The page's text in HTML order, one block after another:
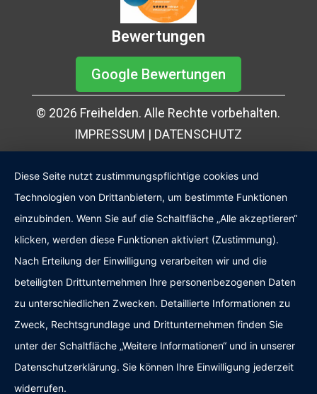
Bewertungen
Google Bewertungen
© 2026 Freihelden. Alle Rechte vorbehalten.
IMPRESSUM | DATENSCHUTZ
Diese Seite nutzt zustimmungspflichtige cookies und
Technologien von Drittanbietern, um bestimmte Funktionen
einzubinden. Wenn Sie auf die Schaltfläche „Alle akzeptieren“
klicken, werden diese Funktionen aktiviert (Zustimmung).
Nach Erteilung der Einwilligung verarbeiten wir und die
beteiligten Drittunternehmen Ihre personenbezogenen Daten
zu unterschiedlichen Zwecken. Detaillierte Informationen zu
Zweck, Rechtsgrundlage und Drittunternehmen finden Sie
unter der Schaltfläche „Weitere Informationen“ und in unserer
Datenschutzerklärung. Sie können Ihre Einwilligung jederzeit
widerrufen.
Kundenbewertungen und Erfahrungen zu
100
%
SEHR GUT